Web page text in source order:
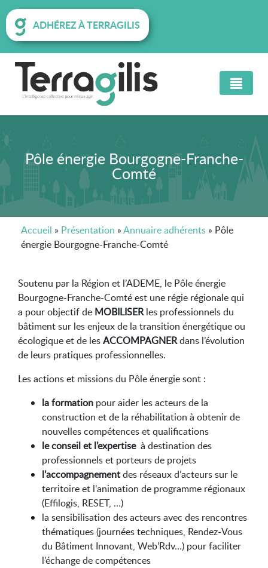
ADHÉREZ À TERRAGILIS
Pôle énergie Bourgogne-Franche-
Comté
Accueil » Présentation »Annuaire adhérents » Pôle
énergie Bourgogne-Franche-Comté
Soutenu par la Région et l’ADEME, le Pôle énergie
Bourgogne-Franche-Comté est une régie régionale qui
a pour objectif de MOBILISERles professionnels du
bâtiment sur les enjeux de la transition énergétique ou
écologique et de lesACCOMPAGNERdans l’évolution
de leurs pratiques professionnelles.
Les actions et missions du Pôle énergie sont :
la formation pour aider les acteurs de la
construction et de la réhabilitation à obtenir de
nouvelles compétences et qualifications
le conseil et l’expertiseà destination des
professionnels et porteurs de projets
l’accompagnementdes réseaux d’acteurs sur le
territoire et l’animation de programme régionaux
(Effilogis, RESET, …)
la sensibilisation des acteurs avec des rencontres
thématiques (journées techniques, Rendez-Vous
du Bâtiment Innovant, Web’Rdv…) pour faciliter
l’échange de compétences